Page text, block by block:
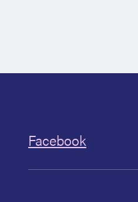
Facebook